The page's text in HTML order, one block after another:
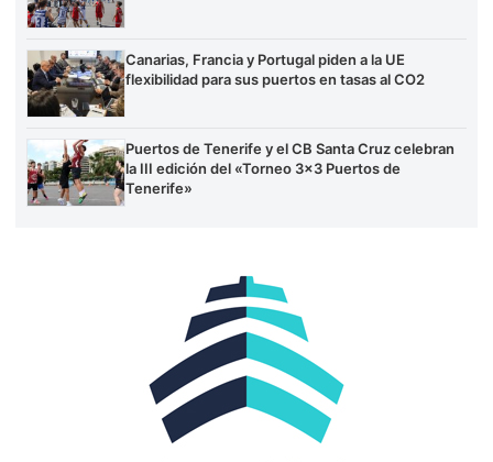
Canarias, Francia y Portugal piden a la UE
flexibilidad para sus puertos en tasas al CO2
Puertos de Tenerife y el CB Santa Cruz celebran
la III edición del «Torneo 3×3 Puertos de
Tenerife»